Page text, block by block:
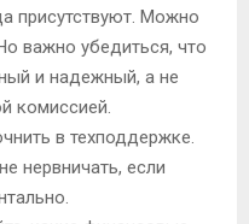
присутствуют. Можно
важно убедиться, что
и надежный, а не
комиссией.
в техподдержке.
нервничать, если